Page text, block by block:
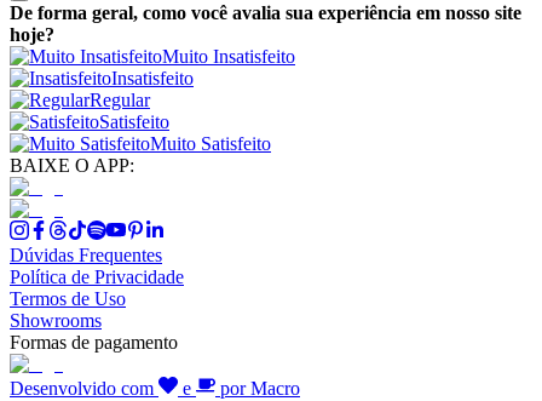
De forma geral, como você avalia sua experiência em nosso site
hoje?
Muito Insatisfeito
Insatisfeito
Regular
Satisfeito
Muito Satisfeito
BAIXE O APP:
Dúvidas Frequentes
Política de Privacidade
Termos de Uso
Showrooms
Formas de pagamento
Desenvolvido com e
por Macro